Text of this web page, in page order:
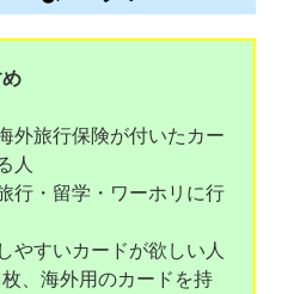
外旅行保険が付いたカー
人
行・留学・ワーホリに行
やすいカードが欲しい人
枚、海外用のカードを持